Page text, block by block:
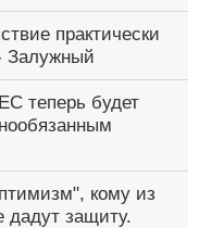
практически
Залужный
теперь будет
кому из
дадут защиту.